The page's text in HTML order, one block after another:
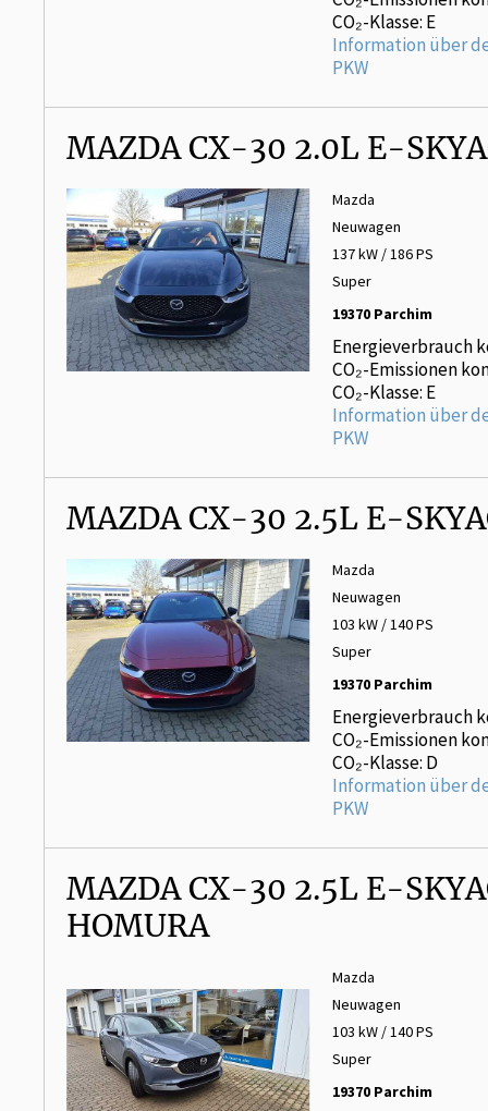
CO₂-Klasse: E
Information über
PKW
MAZDA CX-30 2.0L E-
Mazda
Neuwagen
137 kW / 186 PS
Super
19370 Parchim
Energieverbrauch
CO₂-Emissionen
CO₂-Klasse: E
Information über
PKW
MAZDA CX-30 2.5L E-
Mazda
Neuwagen
103 kW / 140 PS
Super
19370 Parchim
Energieverbrauch
CO₂-Emissionen
CO₂-Klasse: D
Information über
PKW
MAZDA CX-30 2.5L E-
HOMURA
Mazda
Neuwagen
103 kW / 140 PS
Super
19370 Parchim